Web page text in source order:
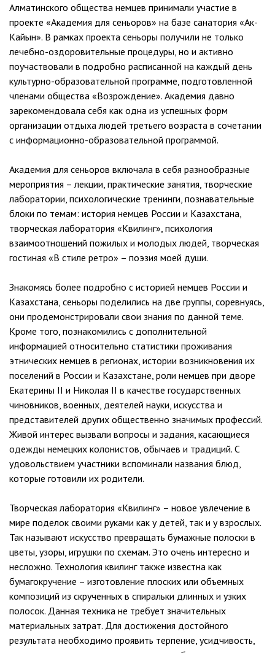
Алматинского общества немцев принимали участие в
проекте «Академия для сеньоров» на базе санатория «Ак-
Кайын». В рамках проекта сеньоры получили не только
лечебно-оздоровительные процедуры, но и активно
поучаствовали в подробно расписанной на каждый день
культурно-образовательной программе, подготовленной
членами общества «Возрождение». Академия давно
зарекомендовала себя как одна из успешных форм
организации отдыха людей третьего возраста в сочетании
с информационно-образовательной программой.
Академия для сеньоров включала в себя разнообразные
мероприятия – лекции, практические занятия, творческие
лаборатории, психологические тренинги, познавательные
блоки по темам: история немцев России и Казахстана,
творческая лаборатория «Квилинг», психология
взаимоотношений пожилых и молодых людей, творческая
гостиная «В стиле ретро» – поэзия моей души.
Знакомясь более подробно с историей немцев России и
Казахстана, сеньоры поделились на две группы, соревнуясь,
они продемонстрировали свои знания по данной теме.
Кроме того, познакомились с дополнительной
информацией относительно статистики проживания
этнических немцев в регионах, истории возникновения их
поселений в России и Казахстане, роли немцев при дворе
Екатерины II и Николая II в качестве государственных
чиновников, военных, деятелей науки, искусства и
представителей других общественно значимых профессий.
Живой интерес вызвали вопросы и задания, касающиеся
одежды немецких колонистов, обычаев и традиций. С
удовольствием участники вспоминали названия блюд,
которые готовили их родители.
Творческая лаборатория «Квилинг» – новое увлечение в
мире поделок своими руками как у детей, так и у взрослых.
Так называют искусство превращать бумажные полоски в
цветы, узоры, игрушки по схемам. Это очень интересно и
несложно. Технология квилинг также известна как
бумагокручение – изготовление плоских или объемных
композиций из скрученных в спиральки длинных и узких
полосок. Данная техника не требует значительных
материальных затрат. Для достижения достойного
результата необходимо проявить терпение, усидчивость,